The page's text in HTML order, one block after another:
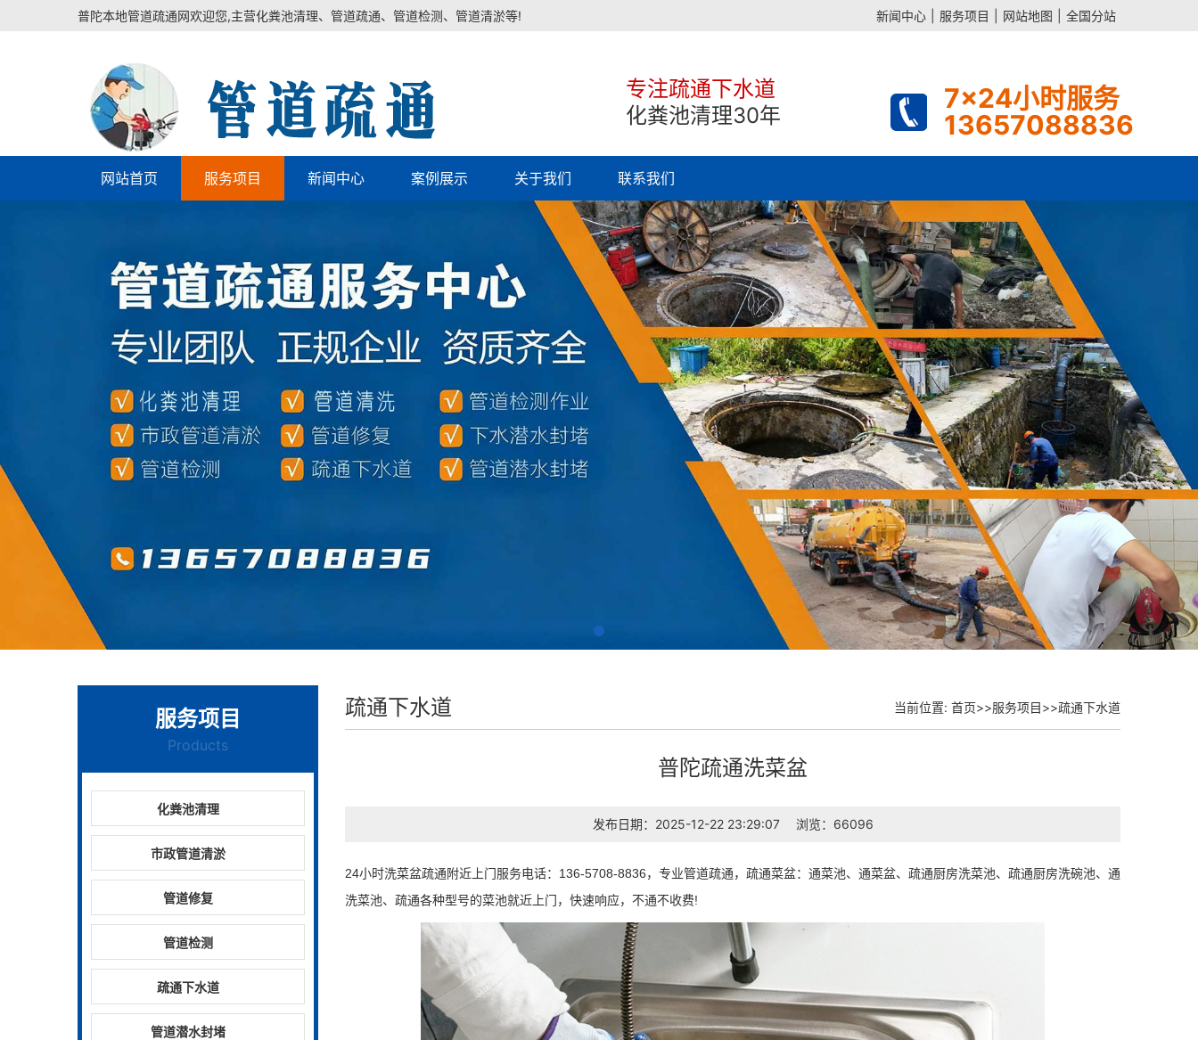
普陀本地管道疏通网欢迎您,主营化粪池清理、管道疏通、管道检测、管道清淤等! 新闻中心 服务项目 网站地图 全国分站
专注疏通下水道
化粪池清理30年
7x24小时服务
13657088836
网站首页 服务项目 新闻中心 案例展示 关于我们 联系我们
服务项目
Products
化粪池清理
市政管道清淤
管道修复
管道检测
疏通下水道
管道潜水封堵
疏通下水道 当前位置: 首页>>服务项目>>疏通下水道
普陀疏通洗菜盆
发布日期：2025-12-22 23:29:07 浏览：66096
24小时洗菜盆疏通附近上门服务电话：136-5708-8836，专业管道疏通，疏通菜盆：通菜池、通菜盆、疏通厨房洗菜池、疏通厨房洗碗池、通
洗菜池、疏通各种型号的菜池就近上门，快速响应，不通不收费!